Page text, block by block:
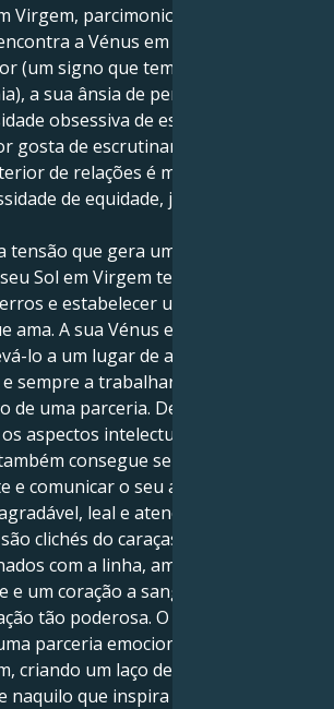
Virgem, parcimonioso e orientado
a Vénus em Balança,
(um signo que tem tudo a ver com
a sua ânsia de perfeição traduz-
obsessiva de estar com "o tal".
gosta de escrutinar e refinar, mas
de relações é motivado por
de equidade, justiça e
tensão que gera uma atração
Sol em Virgem tem tudo a ver
e estabelecer uma base forte
ama. A sua Vénus em Balança, no
lo a um lugar de amor partilhado,
sempre a trabalhar para a
de uma parceria. Dessa forma, não
aspectos intelectuais da ligação
consegue senti-los
e comunicar o seu amor com algo
leal e atencioso.
clichés do caraças e, embora não
com a linha, amar com uma
e um coração a sangrar é o que
tão poderosa. O seu coração de
parceria emocional com a sua
criando um laço de interesse
naquilo que inspira ambos. Sentem-